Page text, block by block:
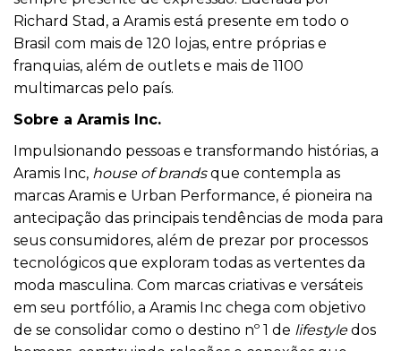
Richard Stad, a Aramis está presente em todo o
Brasil com mais de 120 lojas, entre próprias e
franquias, além de outlets e mais de 1100
multimarcas pelo país.
Sobre a Aramis Inc.
Impulsionando pessoas e transformando histórias, a
Aramis Inc, house of brandsque contempla as
marcas Aramis e Urban Performance, é pioneira na
antecipação das principais tendências de moda para
seus consumidores, além de prezar por processos
tecnológicos que exploram todas as vertentes da
moda masculina. Com marcas criativas e versáteis
em seu portfólio, a Aramis Inc chega com objetivo
de se consolidar como o destino nº 1 de lifestyledos